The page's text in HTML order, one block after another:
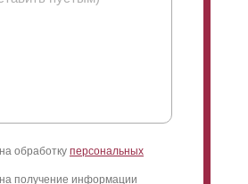
При
участок остается скрыт от
ваш участок возможно лишь в том
обработку персональных
получение информации